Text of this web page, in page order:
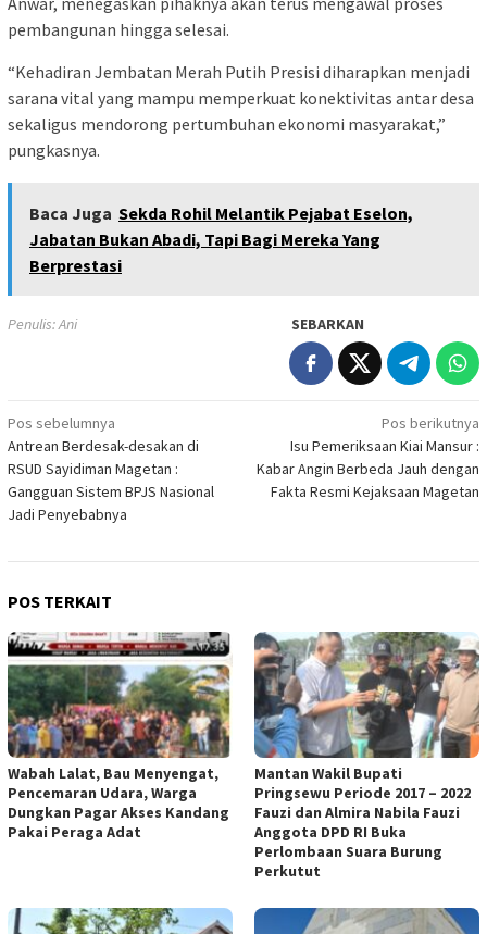
pembangunan hingga selesai.
“Kehadiran Jembatan Merah Putih Presisi diharapkan menjadi
sarana vital yang mampu memperkuat konektivitas antar desa
sekaligus mendorong pertumbuhan ekonomi masyarakat,”
pungkasnya.
Baca Juga Sekda Rohil Melantik Pejabat Eselon,
Jabatan Bukan Abadi, Tapi Bagi Mereka Yang
Berprestasi
Penulis: Ani SEBARKAN
Navigasi
pos
Pos sebelumnya
Antrean Berdesak-desakan di
RSUD Sayidiman Magetan :
Gangguan Sistem BPJS Nasional
Jadi Penyebabnya
Pos berikutnya
Isu Pemeriksaan Kiai Mansur :
Kabar Angin Berbeda Jauh dengan
Fakta Resmi Kejaksaan Magetan
POS TERKAIT
Wabah Lalat, Bau Menyengat,
Pencemaran Udara, Warga
Dungkan Pagar Akses Kandang
Pakai Peraga Adat
Mantan Wakil Bupati
Pringsewu Periode 2017 – 2022
Fauzi dan Almira Nabila Fauzi
Anggota DPD RI Buka
Perlombaan Suara Burung
Perkutut